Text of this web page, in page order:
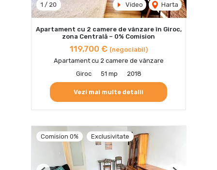
1 / 20 Video Harta
Apartament cu 2 camere de vânzare în Giroc,
zona Centrală – 0% Comision
119,700 € (negociabil)
Apartament cu 2 camere de vânzare
Giroc
51 mp 2018
Vezi mai multe detalii
Comision 0% Exclusivitate